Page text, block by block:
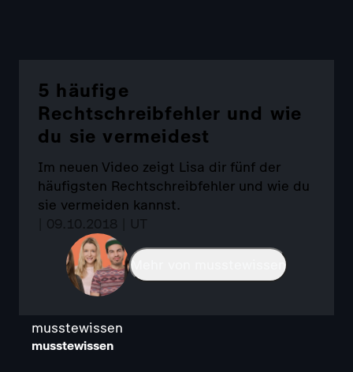
5 häufige
Rechtschreibfehler und wie
du sie vermeidest
Im neuen Video zeigt Lisa dir fünf der
häufigsten Rechtschreibfehler und wie du
sie vermeiden kannst.
| 09.10.2018 | UT
Mehr von musstewissen
musstewissen
musstewissen